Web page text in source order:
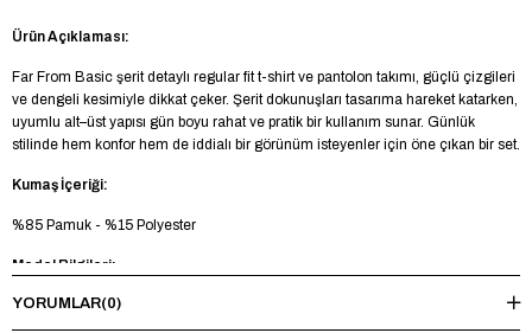
Ürün Açıklaması:
Far From Basic şerit detaylı regular fit t-shirt ve pantolon takımı, güçlü çizgileri
ve dengeli kesimiyle dikkat çeker. Şerit dokunuşları tasarıma hareket katarken,
uyumlu alt–üst yapısı gün boyu rahat ve pratik bir kullanım sunar. Günlük
stilinde hem konfor hem de iddialı bir görünüm isteyenler için öne çıkan bir set.
Kumaş İçeriği:
%85 Pamuk - %15 Polyester
Model Bilgileri:
Boy 185 cm - Kilo 83 kg - Manken üzerinde L beden mevcuttur.
YORUMLAR(0)